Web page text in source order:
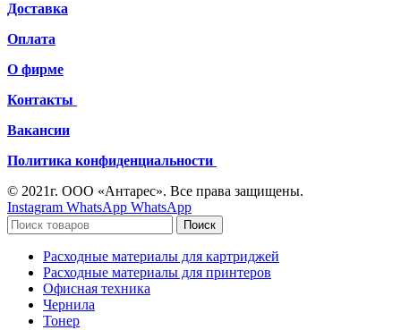
Доставка
Оплата
О фирме
Контакты
Вакансии
Политика конфиденциальности
© 2021г. ООО «Антарес». Все права защищены.
Instagram WhatsApp WhatsApp
Поиск
Расходные материалы для картриджей
Расходные материалы для принтеров
Офисная техника
Чернила
Тонер